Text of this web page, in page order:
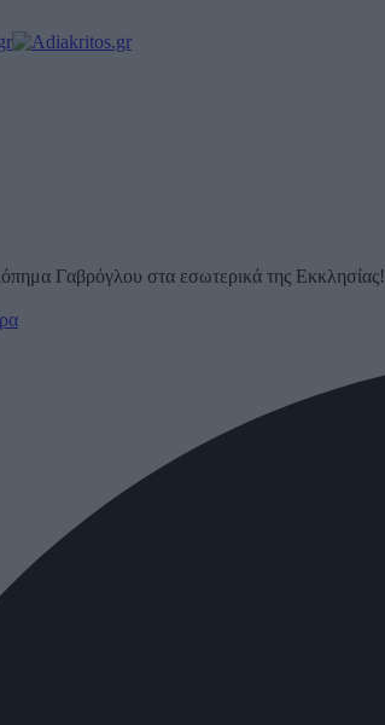
Γαβρόγλου στα εσωτερικά της Εκκλησίας!